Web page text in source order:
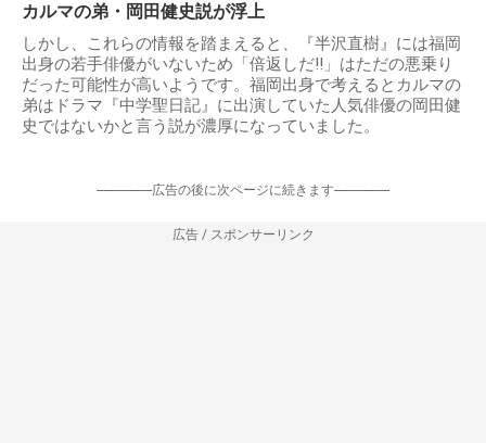
カルマの弟・岡田健史説が浮上
しかし、これらの情報を踏まえると、『半沢直樹』には福岡
出身の若手俳優がいないため「倍返しだ!!」はただの悪乗り
だった可能性が高いようです。福岡出身で考えるとカルマの
弟はドラマ『中学聖日記』に出演していた人気俳優の岡田健
史ではないかと言う説が濃厚になっていました。
-----------------広告の後に次ページに続きます-----------------
広告 / スポンサーリンク